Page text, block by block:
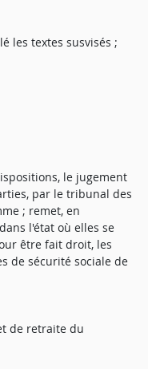
les textes susvisés ;
le jugement
par le tribunal des
; remet, en
l'état où elles se
être fait droit, les
de sécurité sociale de
de retraite du